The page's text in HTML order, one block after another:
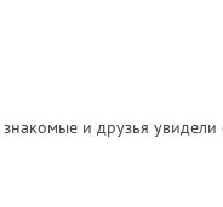
и друзья увидели